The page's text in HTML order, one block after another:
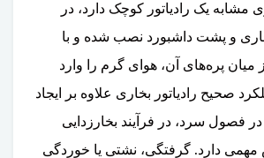
یک رادیاتور کوچک دارد، در
و پشت داشبورد نصب شده و با
میان پره‌های آن، هوای گرم را وارد
صحیح رادیاتور بخاری علاوه بر ایجاد
فصول سرد، در فرآیند بخارزدایی
دارد. گرفتگی، نشتی یا خوردگی